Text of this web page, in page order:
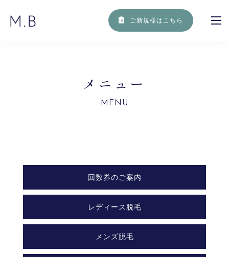
ご新規様はこちら
メ ニ ュ ー
MENU
回数券のご案内
レディース脱毛
メンズ脱毛